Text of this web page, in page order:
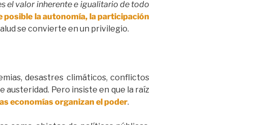
el valor inherente e igualitario de todo
posible la autonomía, la participación
se convierte en un privilegio.
desastres climáticos, conflictos
austeridad. Pero insiste en que la raíz
economías organizan el poder.